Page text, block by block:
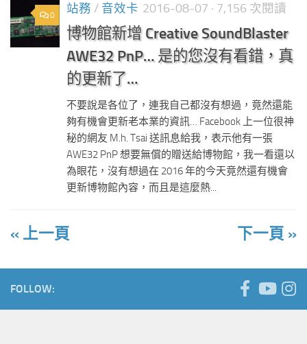
0 站務 / 音效卡 2016-08-07 · 7,156 次閱讀
博物館新增 Creative SoundBlaster
AWE32 PnP… 是的您沒有看錯，真
的更新了…
不要說是各位了，連我自己都沒有想過，竟然還能
夠有機會更新老本業的資訊… Facebook 上一位很神
秘的網友 M.h. Tsai 送訊息給我，表示他有一張
AWE32 PnP 想要無償的贈送給博物館，我一看還以
為眼花，沒有想過在 2016 年的今天竟然還有機會
更新博物館內容，而且是這麼熱...
« 上一頁 下一頁 »
FOLLOW: